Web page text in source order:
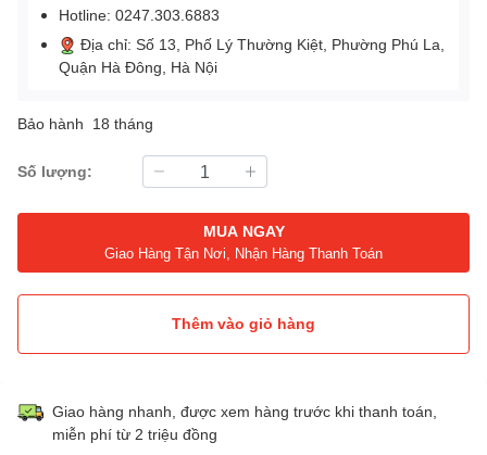
Hotline: 0247.303.6883
Địa chỉ: Số 13, Phố Lý Thường Kiệt, Phường Phú La,
Quận Hà Đông, Hà Nội
Bảo hành 18 tháng
Số lượng:
MUA NGAY
Giao Hàng Tận Nơi, Nhận Hàng Thanh Toán
Thêm vào giỏ hàng
Giao hàng nhanh, được xem hàng trước khi thanh toán,
miễn phí từ 2 triệu đồng